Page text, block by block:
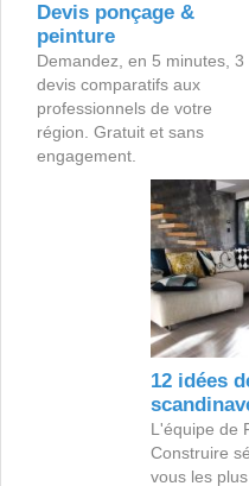
Devis ponçage &
peinture
Demandez, en 5 minutes, 3
devis comparatifs aux
professionnels de votre
région. Gratuit et sans
engagement.
12 idées
L'équipe de
Construire
vous les